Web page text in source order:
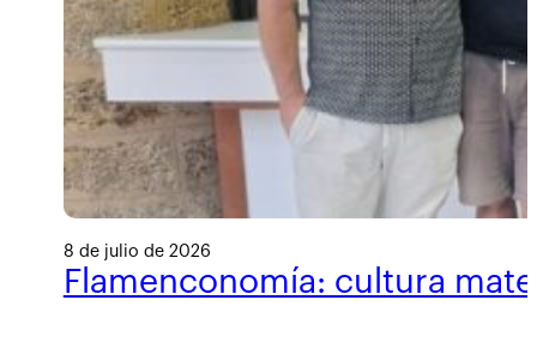
8 de julio de 2026
Flamenconomía: cultura